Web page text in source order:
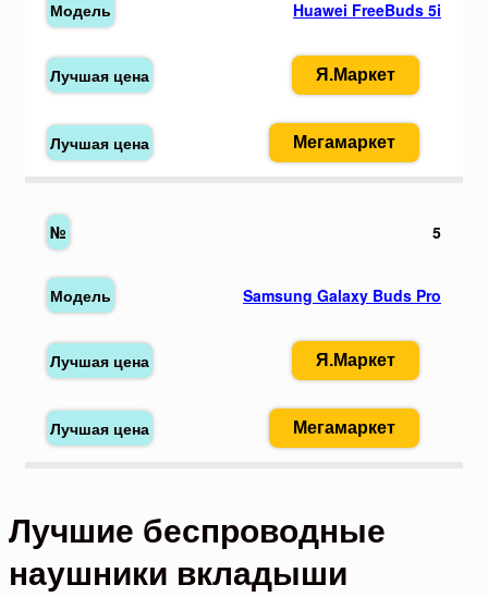
Huawei FreeBuds 5i
Я.Маркет
Мегамаркет
5
Samsung Galaxy Buds Pro
Я.Маркет
Мегамаркет
Лучшие беспроводные
наушники вкладыши